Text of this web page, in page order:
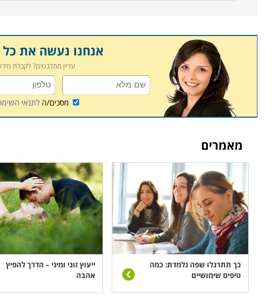
אנחנו נעשה את
עדיין מתלבטים? לקבלת
מסכים/הלתנאי
מאמרים
כך תתרגלו שפה נלמדת: כמה
טיפים שימושיים
ייעוץ זוגי ומיני – הדרך להפיץ
אהבה